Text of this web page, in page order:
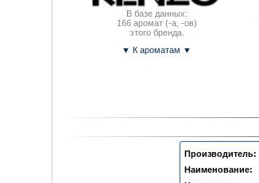
В базе данных:
166аромат (-a, -ов)
этого бренда.
▼ К ароматам ▼
Производитель:
Наименование: